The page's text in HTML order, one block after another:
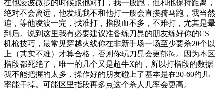
在他凌波微步的时候跟他对打，我一般跑，但和他保持距离，
绝对不会离远，他发现我不和他打一般会直接骑马跑，我当然
追，等他凌波一完，找准打，指段血不多，不难打，尤其是晕
到后。说到这里我有必要建议准备练刀昆的朋友练好你的CS
机枪技巧，最常见穿越火线你在非新手场一场至少要杀20个以
上（其实不难）才算合格，否则你玩刀昆会更郁闷。因为本区
指段都死绝了，唯一的几个又是超牛X的，所以打指段的数据
我不能把握的太多，操作好的朋友碰上了基本是在30-60的几
率能干掉。可能区里指段再多点这个杀人几率会更高。